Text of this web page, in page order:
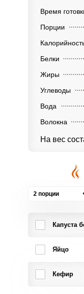
Время
Порции
Белки
Жиры
Углеводы
Вода
Волокна
На вес
2 порции
Капуста
Яйцо
Кефир